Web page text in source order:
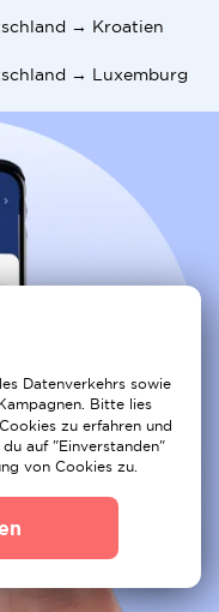
→ Kroatien
→ Luxemburg
Datenverkehrs sowie
Bitte lies
zu erfahren und
auf "Einverstanden"
von Cookies zu.